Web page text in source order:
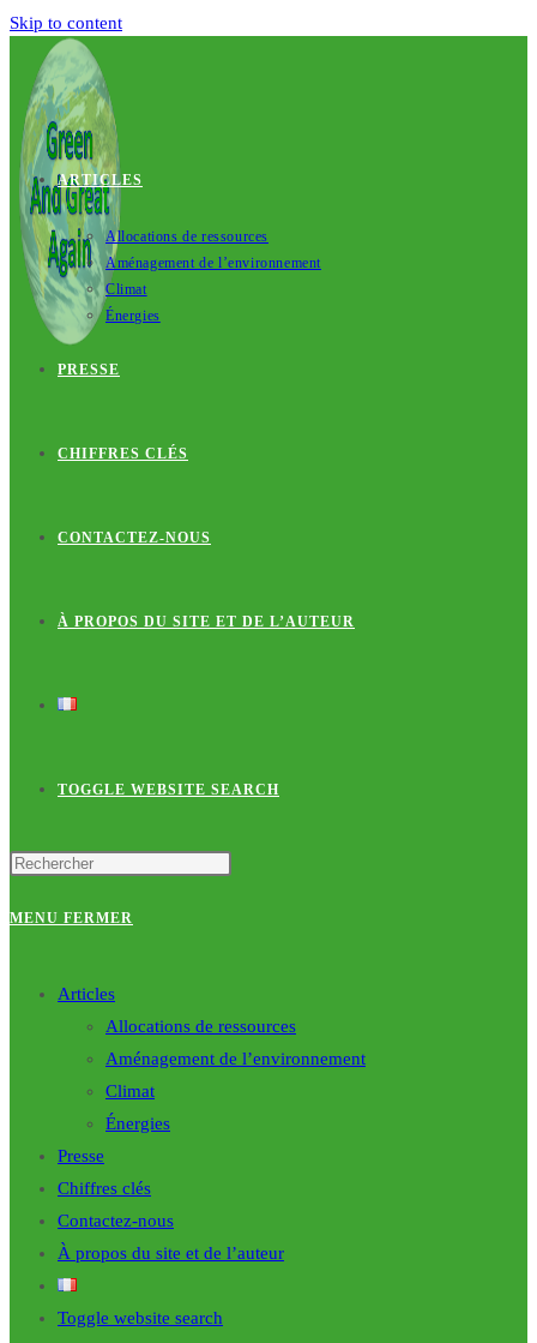
Skip to content
ARTICLES
Allocations de ressources
Aménagement de l’environnement
Climat
Énergies
PRESSE
CHIFFRES CLÉS
CONTACTEZ-NOUS
À PROPOS DU SITE ET DE L’AUTEUR
TOGGLE WEBSITE SEARCH
MENU FERMER
Articles
Allocations de ressources
Aménagement de l’environnement
Climat
Énergies
Presse
Chiffres clés
Contactez-nous
À propos du site et de l’auteur
Toggle website search